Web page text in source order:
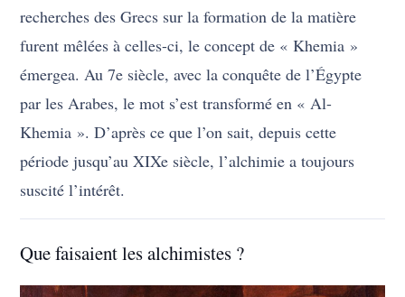
recherches des Grecs sur la formation de la matière
furent mêlées à celles-ci, le concept de « Khemia »
émergea. Au 7e siècle, avec la conquête de l’Égypte
par les Arabes, le mot s’est transformé en « Al-
Khemia ». D’après ce que l’on sait, depuis cette
période jusqu’au XIXe siècle, l’alchimie a toujours
suscité l’intérêt.
Que faisaient les alchimistes ?